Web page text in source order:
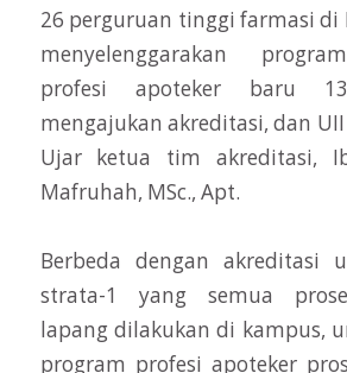
26 perguruan tinggi farmasi di
menyelenggarakan
profesi apoteker baru
mengajukan akreditasi, dan
Ujar ketua tim akreditasi,
Mafruhah, MSc., Apt.
Berbeda dengan akreditasi
strata-1 yang semua
lapang dilakukan di kampus,
program profesi apoteker